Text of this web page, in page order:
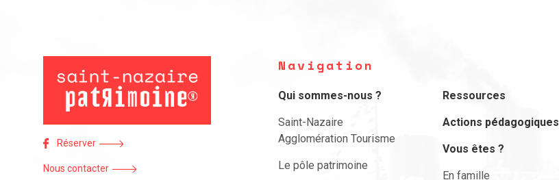
Réserver
Nous contacter
Navigation
Qui sommes-nous ?
Saint-Nazaire
Agglomération Tourisme
Le pôle patrimoine
Ressources
Actions pédagogiques
Vous êtes ?
En famille